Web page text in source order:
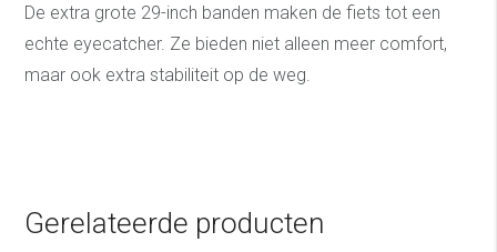
De extra grote 29-inch banden maken de fiets tot een
echte eyecatcher. Ze bieden niet alleen meer comfort,
maar ook extra stabiliteit op de weg.
Gerelateerde producten